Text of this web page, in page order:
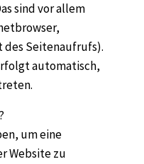
sind vor allem
des Seitenaufrufs).
automatisch,
um eine
Website zu